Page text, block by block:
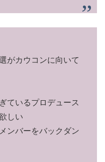
がカウコンに向いて
ているプロデュース
しい
ンバーをバックダン